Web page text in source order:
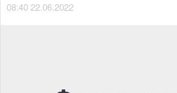
08:40 22.06.2022